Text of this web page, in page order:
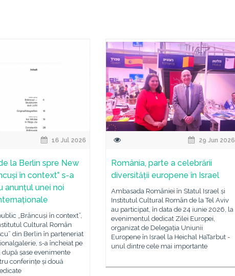
16 Jul 2026
la Berlin spre New
în context” s-a
anunțul unei noi
„Brâncuși în context”,
Cultural Român
din Berlin în parteneriat
s-a încheiat pe
șase evenimente
conferințe și două
29 Jun 2026
România, parte a celebrării
diversității europene în Israel
Ambasada României în Statul Israel și
Institutul Cultural Român de la Tel Aviv
au participat, în data de 24 iunie 2026, la
evenimentul dedicat Zilei Europei,
organizat de Delegația Uniunii
Europene în Israel la Heichal HaTarbut -
unul dintre cele mai importante